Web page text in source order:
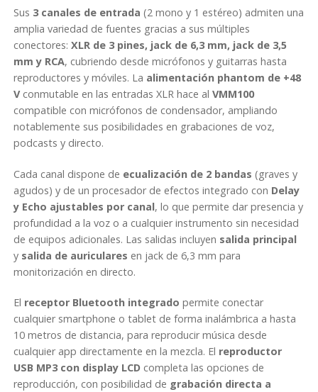
Sus 3 canales de entrada (2 mono y 1 estéreo) admiten una
amplia variedad de fuentes gracias a sus múltiples
conectores:XLR de 3 pines, jack de 6,3 mm, jack de 3,5
mm y RCA, cubriendo desde micrófonos y guitarras hasta
reproductores y móviles. La alimentación phantom de +48
Vconmutable en las entradas XLR hace alVMM100
compatible con micrófonos de condensador, ampliando
notablemente sus posibilidades en grabaciones de voz,
podcasts y directo.
Cada canal dispone de ecualización de 2 bandas (graves y
agudos) y de un procesador de efectos integrado con Delay
y Echo ajustables por canal, lo que permite dar presencia y
profundidad a la voz o a cualquier instrumento sin necesidad
de equipos adicionales. Las salidas incluyen salida principal
y salida de auriculares en jack de 6,3 mm para
monitorización en directo.
El receptor Bluetooth integrado permite conectar
cualquier smartphone o tablet de forma inalámbrica a hasta
10 metros de distancia, para reproducir música desde
cualquier app directamente en la mezcla. El reproductor
USB MP3 con display LCD completa las opciones de
reproducción, con posibilidad de grabación directa a